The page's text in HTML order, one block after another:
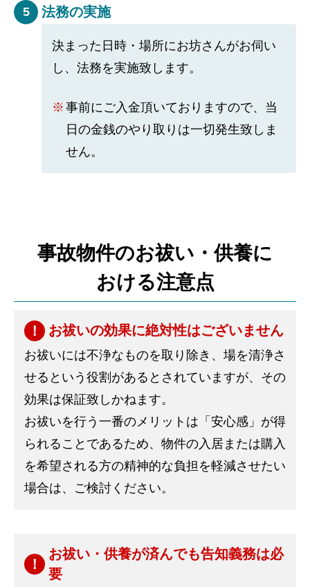
5 法務の実施
決まった日時・場所にお坊さんがお伺い
し、法務を実施致します。
事前にご入金頂いておりますので、当
日の金銭のやり取りは一切発生致しま
せん。
事故物件のお祓い・供養に
おける注意点
お祓いの効果に絶対性はございません
お祓いには不浄なものを取り除き、場を清浄さ
せるという役割があるとされていますが、その
効果は保証致しかねます。
お祓いを行う一番のメリットは「安心感」が得
られることであるため、物件の入居または購入
を希望される方の精神的な負担を軽減させたい
場合は、ご検討ください。
お祓い・供養が済んでも告知義務は必
要